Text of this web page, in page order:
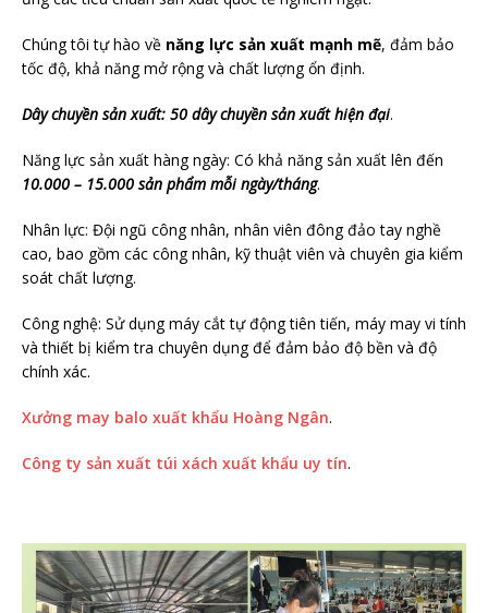
Chúng tôi tự hào về năng lực sản xuất mạnh mẽ, đảm bảo
tốc độ, khả năng mở rộng và chất lượng ổn định.
Dây chuyền sản xuất: 50 dây chuyền sản xuất hiện đại.
Năng lực sản xuất hàng ngày: Có khả năng sản xuất lên đến
10.000 – 15.000 sản phẩm mỗi ngày/tháng.
Nhân lực: Đội ngũ công nhân, nhân viên đông đảo tay nghề
cao, bao gồm các công nhân, kỹ thuật viên và chuyên gia kiểm
soát chất lượng.
Công nghệ: Sử dụng máy cắt tự động tiên tiến, máy may vi tính
và thiết bị kiểm tra chuyên dụng để đảm bảo độ bền và độ
chính xác.
Xưởng may balo xuất khẩu Hoàng Ngân.
Công ty sản xuất túi xách xuất khẩu uy tín.